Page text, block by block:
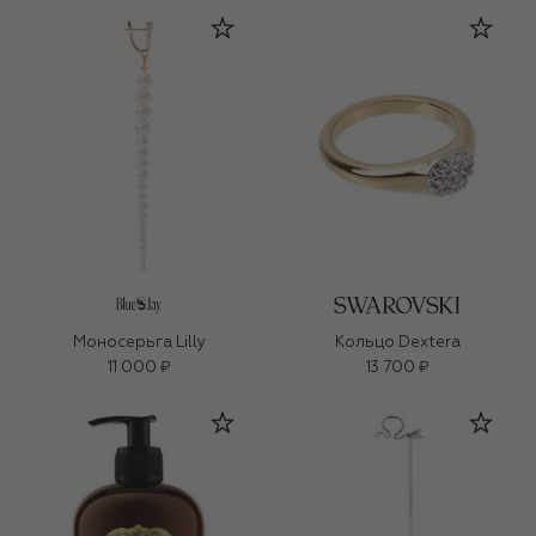
Моносерьга Lilly
11 000 ₽
Кольцо Dextera
13 700 ₽